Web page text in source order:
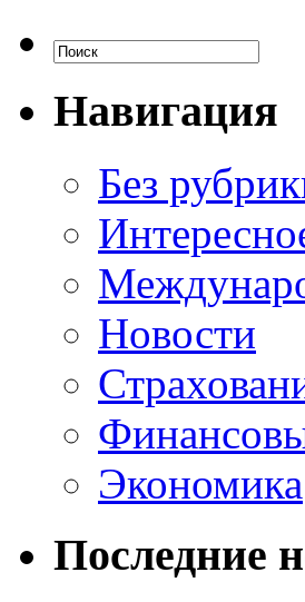
Навигация
Без
Новости
Экономика
Последние